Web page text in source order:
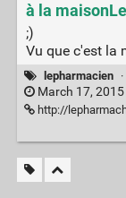
à la
;)
Vu que c'est la
lepharmacien ·
March 17, 2015
http://